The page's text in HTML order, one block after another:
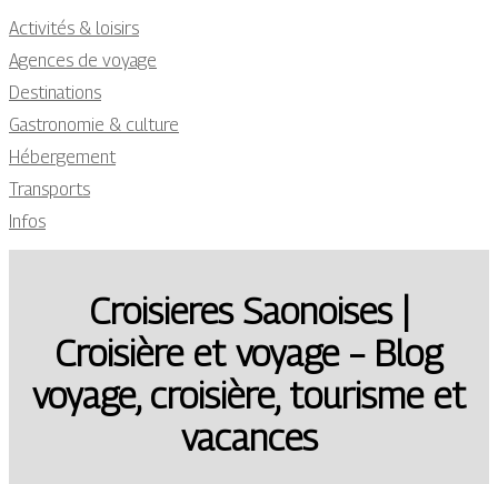
Activités & loisirs
Agences de voyage
Destinations
Gastronomie & culture
Hébergement
Transports
Infos
Croisieres Saonoises |
Croisière et voyage – Blog
voyage, croisière, tourisme et
vacances